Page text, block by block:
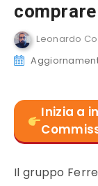
Leonardo
Inizia a
Il gruppo